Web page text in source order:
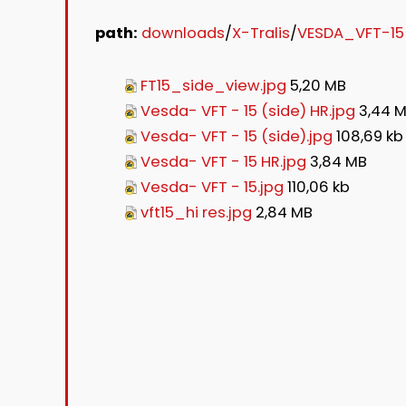
path: downloads/X-Tralis/VESDA_VFT-15
FT15_side_view.jpg 5,20 MB
Vesda- VFT - 15 (side) HR.jpg 3,44
Vesda- VFT - 15 (side).jpg 108,69 kb
Vesda- VFT - 15 HR.jpg 3,84 MB
Vesda- VFT - 15.jpg 110,06 kb
vft15_hi res.jpg 2,84 MB